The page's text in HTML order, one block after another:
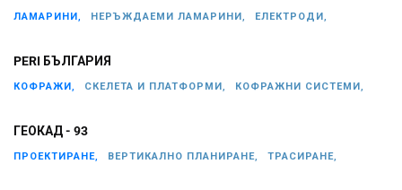
ЛАМАРИНИ, НЕРЪЖДАЕМИ ЛАМАРИНИ, ЕЛЕКТРОДИ,
PERI БЪЛГАРИЯ
КОФРАЖИ, СКЕЛЕТА И ПЛАТФОРМИ, КОФРАЖНИ СИСТЕМИ,
ГЕОКАД - 93
ПРОЕКТИРАНЕ, ВЕРТИКАЛНО ПЛАНИРАНЕ, ТРАСИРАНЕ,